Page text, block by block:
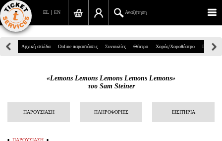
EN
EL Αναζήτηση
Πανεπιστημίου 39, Αθήνα
info@ticketservices.gr
Αναζήτηση
Σύνδεση/Εγγραφή
Αρχική σελίδα Online παραστάσεις Συναυλίες Θέατρο Χορός/Χοροθέατρο Παιδικά
«Lemons Lemons Lemons Lemons Lemons»
του Sam Steiner
ΠΑΡΟΥΣΙΑΣΗ ΠΛΗΡΟΦΟΡΙΕΣ ΕΙΣΙΤΗΡΙΑ
ΠΑΡΟΥΣΙΑΣΗ